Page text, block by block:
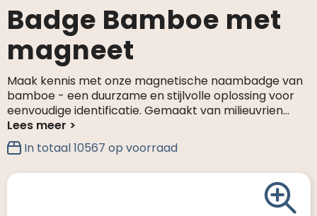
Paraplu's
Caps & Beanies
Tassen
Drinkwaren
Elektronica & gadgets
Badge Bamboe met
magneet
Maak kennis met onze magnetische naambadge van
bamboe - een duurzame en stijlvolle oplossing voor
eenvoudige identificatie. Gemaakt van milieuvrien...
In totaal10567 op voorraad